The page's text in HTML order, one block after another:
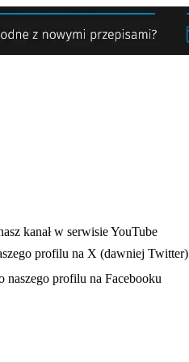
się w nowej karcie
kanał w serwisie YouTube
profilu na X (dawniej Twitter)
się w nowej karcie
naszego profilu na Facebooku